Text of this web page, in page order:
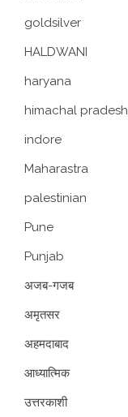
goldsilver
HALDWANI
haryana
himachal pradesh
indore
Maharastra
palestinian
Pune
Punjab
अजब-गजब
अमृतसर
अहमदाबाद
आध्यात्मिक
उत्तरकाशी